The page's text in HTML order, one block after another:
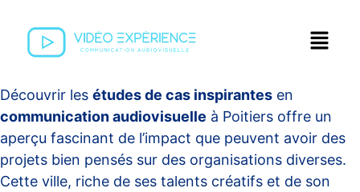
Découvrir les études de cas inspirantes en
communication audiovisuelle à Poitiers offre un
aperçu fascinant de l’impact que peuvent avoir des
projets bien pensés sur des organisations diverses.
Cette ville, riche de ses talents créatifs et de son